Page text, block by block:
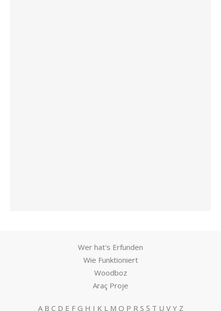
Wer hat's Erfunden
Wie Funktioniert
Woodboz
Araç Proje
A B C D E F G H I K L M O P R S Ş T U V Y Z